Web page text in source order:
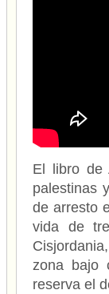
El libro de
palestinas
de arresto
vida de
zona bajo
reserva el